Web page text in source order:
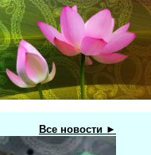
Все новости ►